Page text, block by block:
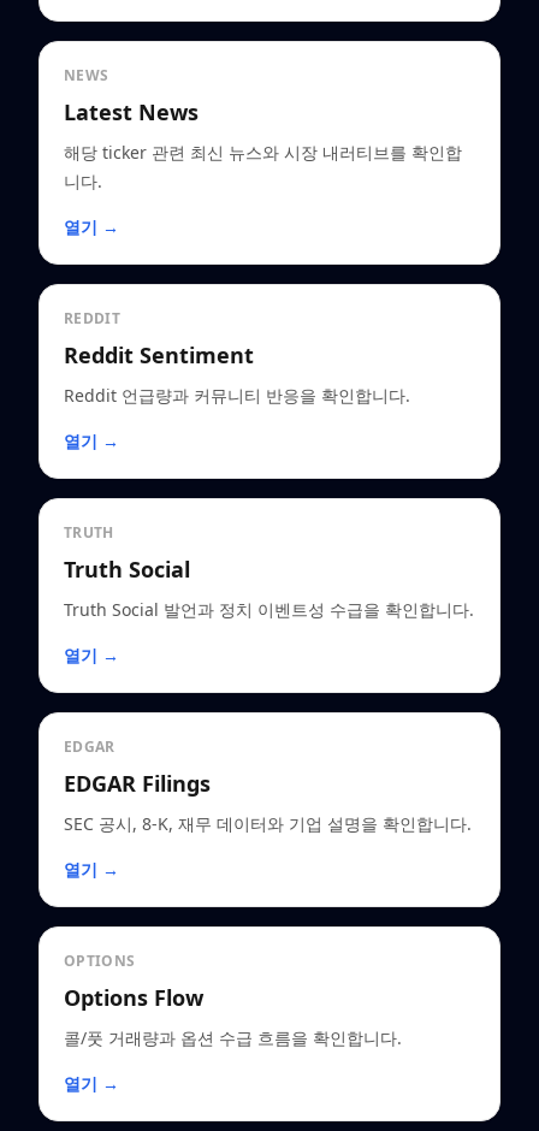
NEWS
Latest News
해당 ticker 관련 최신 뉴스와 시장 내러티브를 확인합
니다.
열기 →
REDDIT
Reddit Sentiment
Reddit 언급량과 커뮤니티 반응을 확인합니다.
열기 →
TRUTH
Truth Social
Truth Social 발언과 정치 이벤트성 수급을 확인합니다.
열기 →
EDGAR
EDGAR Filings
SEC 공시, 8-K, 재무 데이터와 기업 설명을 확인합니다.
열기 →
OPTIONS
Options Flow
콜/풋 거래량과 옵션 수급 흐름을 확인합니다.
열기 →